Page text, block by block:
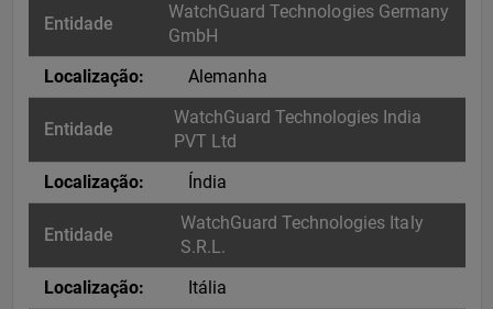
WatchGuard Technologies Germany
GmbH
Alemanha
WatchGuard Technologies India
PVT Ltd
Índia
WatchGuard Technologies Italy
S.R.L.
Itália